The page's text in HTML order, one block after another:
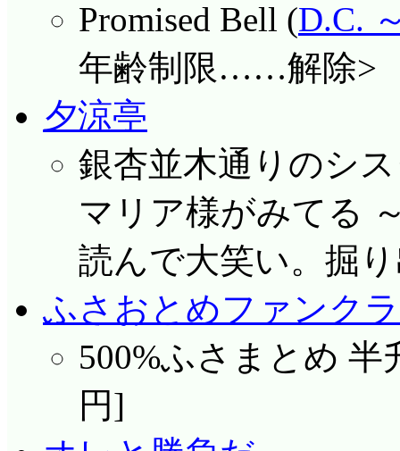
Promised Bell (D.C.
年齢制限……解除>
夕涼亭
銀杏並木通りのシ
マリア様がみてる
読んで大笑い。掘
ふさおとめファンク
500%ふさまとめ 半
円]